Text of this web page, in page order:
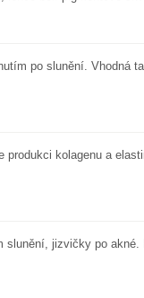
po slunění. Vhodná
kolagenu a
slunění, jizvičky po akné.